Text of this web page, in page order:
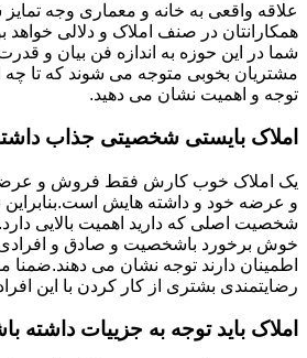
علاقه واقعی به خانه و معماری وجه
همکارانتان در صنف املاک و دلالی خواهد
شما در این حوزه به اندازه فن بیان و
مشتریان بخوبی متوجه می شوند که تا چه
توجه و اهمیت نشان می دهید.
املاک بایستی شخصیتی جذاب
یک املاک خوب کارش فقط فروش و عرضه
و عرضه خود و داشته هایش
شخصیت اصلی که دارید اهمیت بالایی
خوش برخورد باشخصیت و صادق و افرادی
اطمینان دارند توجه نشان می
رضایتمندی بشتری از کار کردن با این
املاک باید توجه به جزییات داشته